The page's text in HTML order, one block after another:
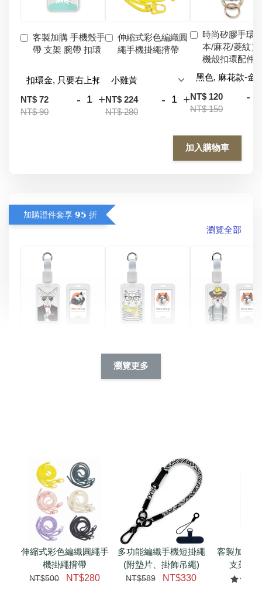
客製加購 手機殼手
帶 支架 腕帶 扣環
NT$ 72
NT$ 90
- +
伸縮式彩色編織圓
繩手機掛繩揹帶
NT$ 224
NT$ 280
- +
時尚矽膠手環
本/麻花/菱紋）
機殼扣環配件
NT$ 120
NT$ 150
-
加入購物車
加購證件套享 𝟵𝟱 折
瀏覽全部
件套(附伸縮卡扣)
CSAA05
加入購物車
瀏覽更多
瀏覽更多
伸縮式彩色編織圓繩手
機掛繩揹帶
NT$500 NT$280
多功能編織手機短掛繩
(附墊片、掛飾吊繩)
NT$589 NT$330
客製加購
支架 腕